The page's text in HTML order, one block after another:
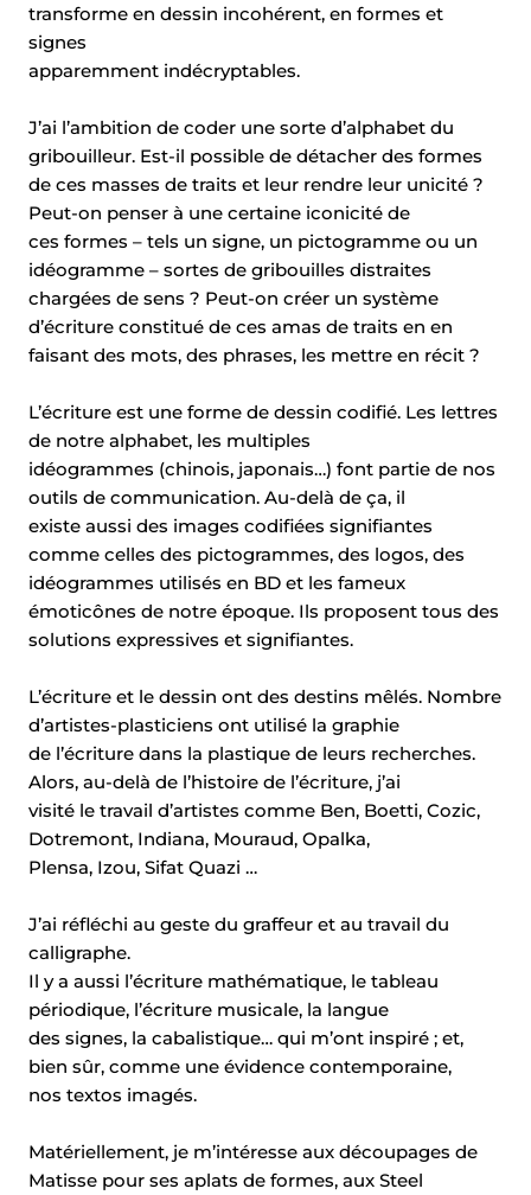
transforme en dessin incohérent, en formes et
signes
apparemment indécryptables.
J’ai l’ambition de coder une sorte d’alphabet du
gribouilleur. Est-il possible de détacher des formes
de ces masses de traits et leur rendre leur unicité ?
Peut-on penser à une certaine iconicité de
ces formes – tels un signe, un pictogramme ou un
idéogramme – sortes de gribouilles distraites
chargées de sens ? Peut-on créer un système
d’écriture constitué de ces amas de traits en en
faisant des mots, des phrases, les mettre en récit ?
L’écriture est une forme de dessin codifié. Les lettres
de notre alphabet, les multiples
idéogrammes (chinois, japonais…) font partie de nos
outils de communication. Au-delà de ça, il
existe aussi des images codifiées signifiantes
comme celles des pictogrammes, des logos, des
idéogrammes utilisés en BD et les fameux
émoticônes de notre époque. Ils proposent tous des
solutions expressives et signifiantes.
L’écriture et le dessin ont des destins mêlés. Nombre
d’artistes-plasticiens ont utilisé la graphie
de l’écriture dans la plastique de leurs recherches.
Alors, au-delà de l’histoire de l’écriture, j’ai
visité le travail d’artistes comme Ben, Boetti, Cozic,
Dotremont, Indiana, Mouraud, Opalka,
Plensa, Izou, Sifat Quazi …
J’ai réfléchi au geste du graffeur et au travail du
calligraphe.
Il y a aussi l’écriture mathématique, le tableau
périodique, l’écriture musicale, la langue
des signes, la cabalistique… qui m’ont inspiré ; et,
bien sûr, comme une évidence contemporaine,
nos textos imagés.
Matériellement, je m’intéresse aux découpages de
Matisse pour ses aplats de formes, aux Steel